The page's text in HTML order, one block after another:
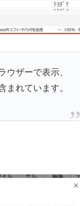
ウザーで表示、
まれています。